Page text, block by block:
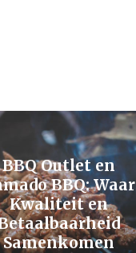
BBQ Outlet en
BBQ: Waar
Kwaliteit en
Samenkomen